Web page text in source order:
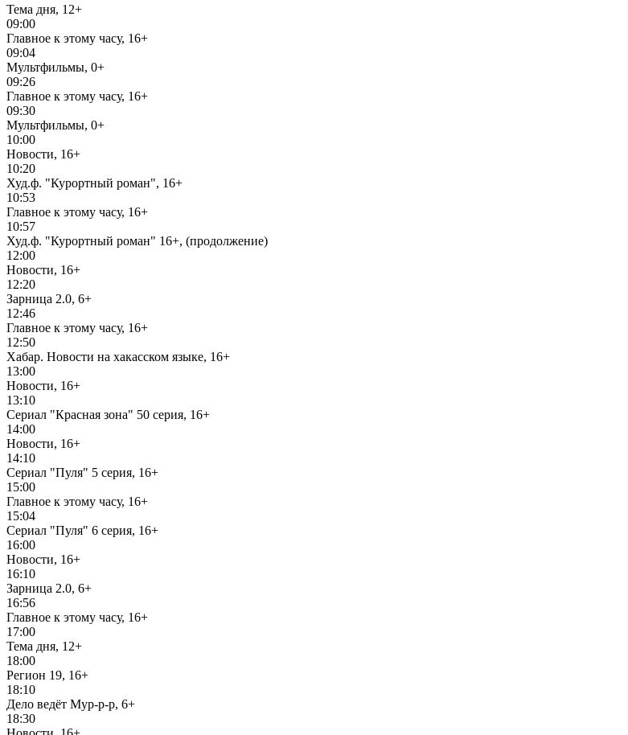
Тема дня, 12+
09:00
Главное к этому часу, 16+
09:04
Мультфильмы, 0+
09:26
Главное к этому часу, 16+
09:30
Мультфильмы, 0+
10:00
Новости, 16+
10:20
Худ.ф. "Курортный роман", 16+
10:53
Главное к этому часу, 16+
10:57
Худ.ф. "Курортный роман" 16+, (продолжение)
12:00
Новости, 16+
12:20
Зарница 2.0, 6+
12:46
Главное к этому часу, 16+
12:50
Хабар. Новости на хакасском языке, 16+
13:00
Новости, 16+
13:10
Сериал "Красная зона" 50 серия, 16+
14:00
Новости, 16+
14:10
Сериал "Пуля" 5 серия, 16+
15:00
Главное к этому часу, 16+
15:04
Сериал "Пуля" 6 серия, 16+
16:00
Новости, 16+
16:10
Зарница 2.0, 6+
16:56
Главное к этому часу, 16+
17:00
Тема дня, 12+
18:00
Регион 19, 16+
18:10
Дело ведёт Мур-р-р, 6+
18:30